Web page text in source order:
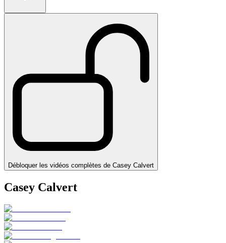
Débloquer les vidéos complètes de Casey Calvert
Casey Calvert